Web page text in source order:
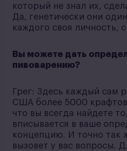
который не знал их,
Да, генетически они
каждого своя личность,
Вы можете дать
пивоварению?
Грег: Здесь каждый сам
США более 5000
что вы всегда найдете
вписывается в ваше
концепцию. И точно так
вызовет у вас вопросы.